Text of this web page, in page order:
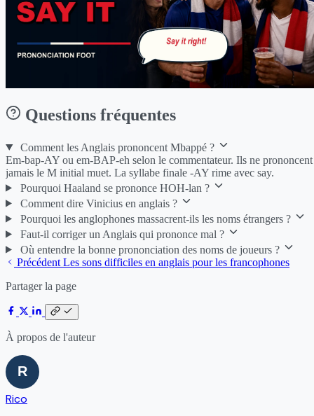
Questions fréquentes
Comment les Anglais prononcent Mbappé ?
Em-bap-AY ou em-BAP-eh selon le commentateur. Ils ne prononcent
jamais le M initial muet. La syllabe finale -AY rime avec say.
Pourquoi Haaland se prononce HOH-lan ?
Comment dire Vinicius en anglais ?
Pourquoi les anglophones massacrent-ils les noms étrangers ?
Faut-il corriger un Anglais qui prononce mal ?
Où entendre la bonne prononciation des noms de joueurs ?
Précédent Les sons difficiles en anglais pour les francophones
Partager la page
À propos de l'auteur
Rico